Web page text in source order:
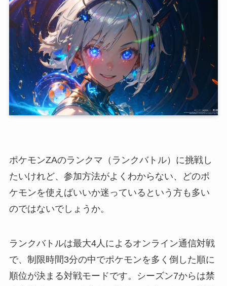
ポケモンZAのランクマ（ランクバトル）に挑戦し
たいけれど、参加方法がよくわからない、どのポ
ケモンを使えばいいか迷っているという方も多い
のではないでしょうか。
ランクバトルは最大4人によるオンライン通信対戦
で、制限時間3分の中でポケモンを多く倒した順に
順位が決まる対戦モードです。シーズン7からは禁